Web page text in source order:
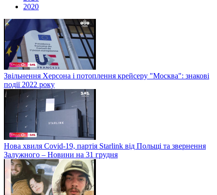
2020
Звільнення Херсона і потоплення крейсеру "Москва": знакові
події 2022 року
Нова хвиля Covid-19, партія Starlink від Польщі та звернення
Залужного – Новини на 31 грудня